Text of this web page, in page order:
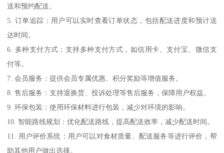
送和预约配送。
5. 订单追踪：用户可以实时查看订单状态，包括配送进度和预计送
达时间。
6. 多种支付方式：支持多种支付方式，如信用卡、支付宝、微信支
付等。
7. 会员服务：提供会员专属优惠、积分奖励等增值服务。
8. 售后服务：支持退换货、投诉处理等售后服务，保障用户权益。
9. 环保包装：使用环保材料进行包装，减少对环境的影响。
10. 智能路线规划：优化配送路线，提高配送效率，减少配送时间。
11. 用户评价系统：用户可以对食材质量、配送服务等进行评价，帮
助其他用户做出选择。